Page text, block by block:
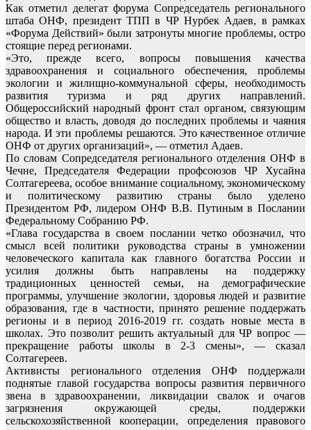
Как отметил делегат форума Сопредседатель регионального
штаба ОНФ, президент ТПП в ЧР Нурбек Адаев, в рамках
«Форума Действий» были затронуты многие проблемы, остро
стоящие перед регионами.
«Это, прежде всего, вопросы повышения качества
здравоохранения и социального обеспечения, проблемы
экологии и жилищно-коммунальной сферы, необходимость
развития туризма и ряд других направлений.
Общероссийский народный фронт стал органом, связующим
общество и власть, доводя до последних проблемы и чаяния
народа. И эти проблемы решаются. Это качественное отличие
ОНФ от других организаций», — отметил Адаев.
По словам Сопредседателя регионального отделения ОНФ в
Чечне, Председателя Федерации профсоюзов ЧР Хусайна
Солтагереева, особое внимание социальному, экономическому
и политическому развитию страны было уделено
Президентом РФ, лидером ОНФ В.В. Путиным в Послании
Федеральному Собранию РФ.
«Глава государства в своем послании четко обозначил, что
смысл всей политики руководства страны в умножении
человеческого капитала как главного богатства России и
усилия должны быть направлены на поддержку
традиционных ценностей семьи, на демографические
программы, улучшение экологии, здоровья людей и развитие
образования, где в частности, принято решение поддержать
регионы и в период 2016-2019 гг. создать новые места в
школах. Это позволит решить актуальный для ЧР вопрос —
прекращение работы школы в 2-3 смены», — сказал
Солтагереев.
Активисты регионального отделения ОНФ поддержали
поднятые главой государства вопросы развития первичного
звена в здравоохранении, ликвидации свалок и очагов
загрязнения окружающей среды, поддержки
сельскохозяйственной кооперации, определения правового